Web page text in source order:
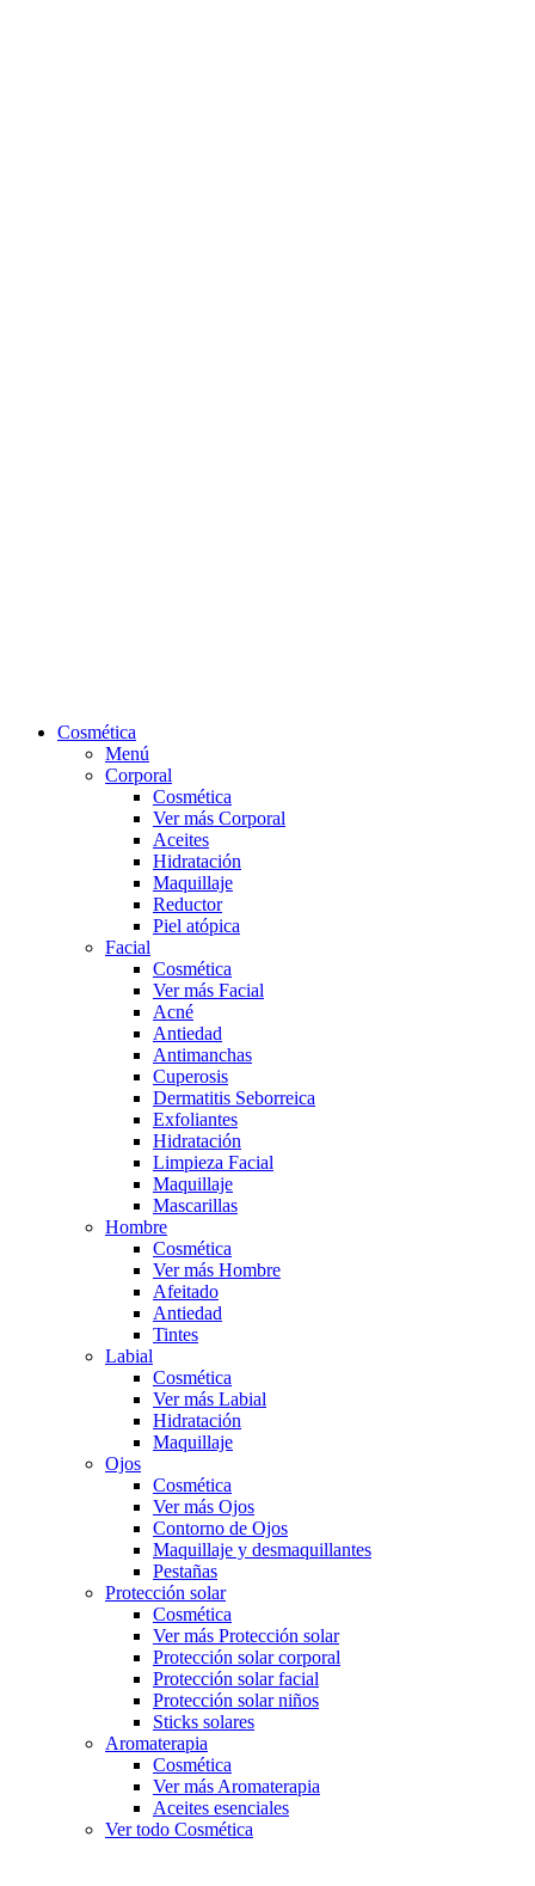
Cosmética
Menú
Corporal
Cosmética
Ver más Corporal
Aceites
Hidratación
Maquillaje
Reductor
Piel atópica
Facial
Cosmética
Ver más Facial
Acné
Antiedad
Antimanchas
Cuperosis
Dermatitis Seborreica
Exfoliantes
Hidratación
Limpieza Facial
Maquillaje
Mascarillas
Hombre
Cosmética
Ver más Hombre
Afeitado
Antiedad
Tintes
Labial
Cosmética
Ver más Labial
Hidratación
Maquillaje
Ojos
Cosmética
Ver más Ojos
Contorno de Ojos
Maquillaje y desmaquillantes
Pestañas
Protección solar
Cosmética
Ver más Protección solar
Protección solar corporal
Protección solar facial
Protección solar niños
Sticks solares
Aromaterapia
Cosmética
Ver más Aromaterapia
Aceites esenciales
Ver todo Cosmética